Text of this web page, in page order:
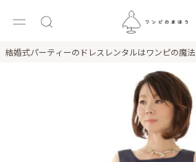
結婚式パーティーのドレスレンタルはワンピの魔法